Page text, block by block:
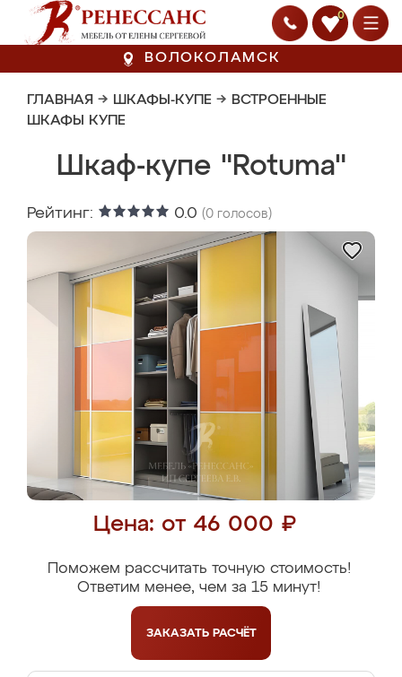
0
ВОЛОКОЛАМСК
ГЛАВНАЯ → ШКАФЫ-КУПЕ → ВСТРОЕННЫЕ
ШКАФЫ КУПЕ
Шкаф-купе "Rotuma"
Рейтинг: 0.0 (0 голосов)
Цена: от 46 000 ₽
Поможем рассчитать точную стоимость!
Ответим менее, чем за 15 минут!
ЗАКАЗАТЬ РАСЧЁТ